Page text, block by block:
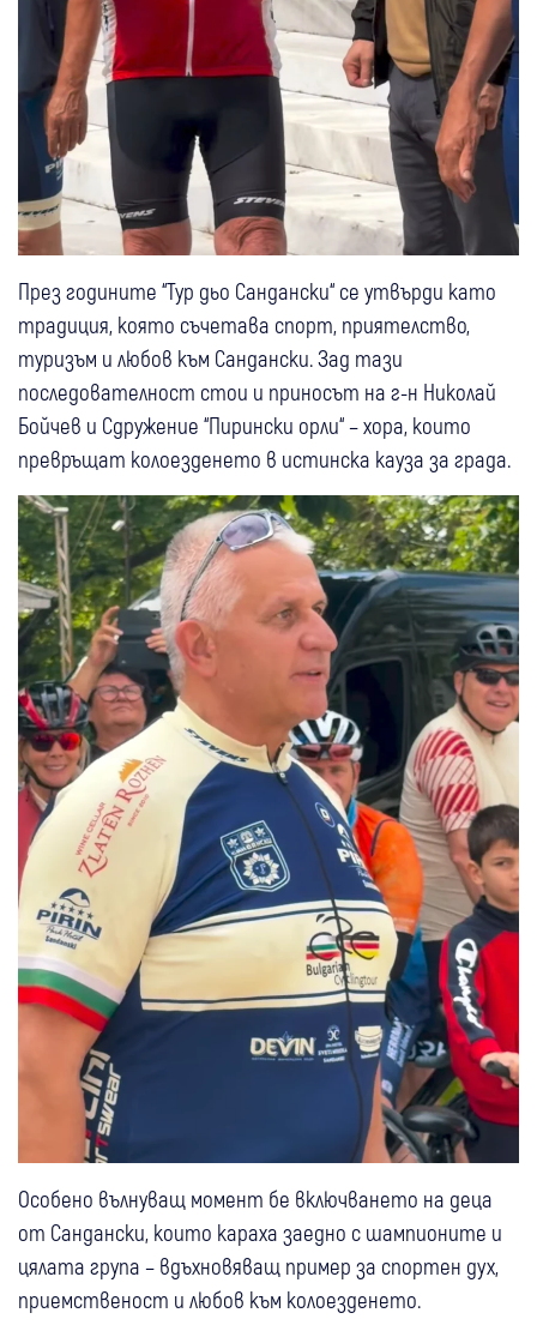
През годините “Тур дьо Сандански“ се утвърди като
традиция, която съчетава спорт, приятелство,
туризъм и любов към Сандански. Зад тази
последователност стои и приносът на г-н Николай
Бойчев и Сдружение “Пирински орли“ – хора, които
превръщат колоезденето в истинска кауза за града.
Особено вълнуващ момент бе включването на деца
от Сандански, които караха заедно с шампионите и
цялата група – вдъхновяващ пример за спортен дух,
приемственост и любов към колоезденето.